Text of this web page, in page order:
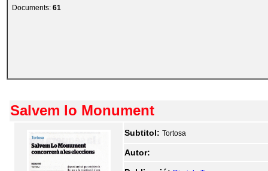
Documents: 61
Salvem lo Monument
Subtitol: Tortosa
Autor: